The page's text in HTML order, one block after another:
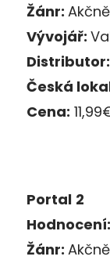
Žánr:
Vývojář:
Distributor:
Česká
Cena:
Portal 2
Hodnocení:
Žánr: